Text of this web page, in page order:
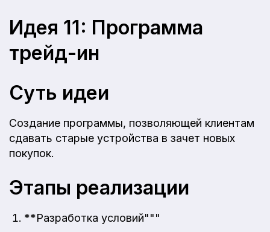
Идея 11: Программа
трейд-ин
Суть идеи
Создание программы, позволяющей клиентам
сдавать старые устройства в зачет новых
покупок.
Этапы реализации
**Разработка условий"""